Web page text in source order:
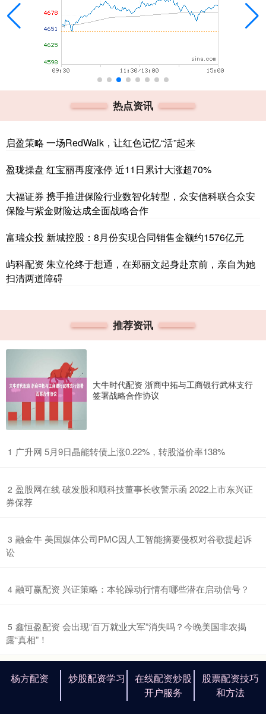
热点资讯
启盈策略 一场RedWalk，让红色记忆“活”起来
盈珑操盘 红宝丽再度涨停 近11日累计大涨超70%
大福证券 携手推进保险行业数智化转型，众安信科联合众安
保险与紫金财险达成全面战略合作
富瑞众投 新城控股：8月份实现合同销售金额约1576亿元
屿科配资 朱立伦终于想通，在郑丽文起身赴京前，亲自为她
扫清两道障碍
推荐资讯
大牛时代配资 浙商中拓与工商银行武林支行
签署战略合作协议
1 ​广升网 5月9日晶能转债上涨0.22%，转股溢价率138%
2 ​盈股网在线 破发股和顺科技董事长收警示函 2022上市东兴证
券保荐
3 ​融金牛 美国媒体公司PMC因人工智能摘要侵权对谷歌提起诉
讼
4 ​融可赢配资 兴证策略：本轮躁动行情有哪些潜在启动信号？
5 ​鑫恒盈配资 会出现“百万就业大军”消失吗？今晚美国非农揭
露“真相”！
杨方配资 炒股配资学习
在线配资炒股
开户服务
股票配资技巧
和方法